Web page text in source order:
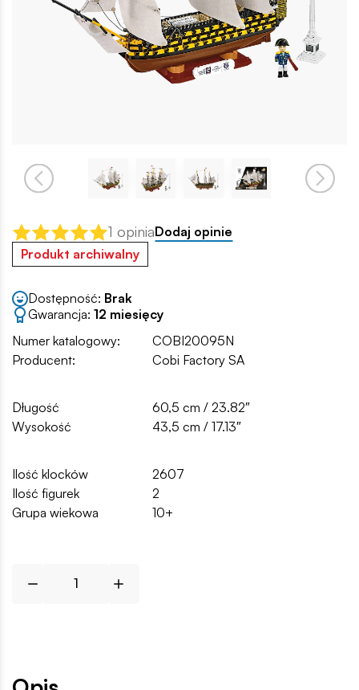
1 opiniaDodaj opinie
Produkt archiwalny
Dostępność: Brak
Gwarancja: 12 miesięcy
Numer katalogowy:
COBI20095N
Producent:
Cobi Factory SA
Długość
60,5 cm / 23.82″
Wysokość
43,5 cm / 17.13″
Ilość klocków
2607
Ilość figurek
2
Grupa wiekowa
10+